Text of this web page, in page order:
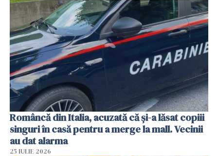
Româncă din Italia, acuzată că și-a lăsat copiii
singuri în casă pentru a merge la mall. Vecinii
au dat alarma
25 IULIE 2026